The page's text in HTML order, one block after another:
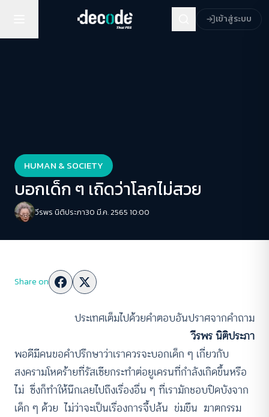
เข้าสู่ระบบ
HUMAN & SOCIETY
บอกเด็ก ๆ เถิดว่าโลกไม่สวย
วีรพร นิติประภา30 มี.ค. 2565 10:00
Share on
ประเทศเต็มไปด้วยคำตอบอันปราศจากคำถาม
วีรพร นิติประภา
พอดีมีคนขอคำปรึกษาว่าเราควรจะบอกเด็ก ๆ เกี่ยวกับ
สงครามโหดร้ายที่รัสเซียกระทำต่อยูเครนที่กำลังเกิดขึ้นหรือ
ไม่ ซึ่งก็ทำให้นึกเลยไปถึงเรื่องอื่น ๆ ที่เรามักชอบปิดบังจาก
เด็ก ๆ ด้วย ไม่ว่าจะเป็นเรื่องการจี้ปล้น ข่มขืน ฆาตกรรม